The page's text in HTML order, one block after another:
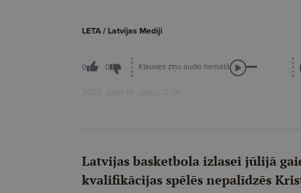
LETA / Latvijas Mediji
0 0 Klausies ziņu audio formātā
2026. gada 16. jūnijs, 12:36
Latvijas basketbola izlasei jūlijā
kvalifikācijas spēlēs nepalīdzēs